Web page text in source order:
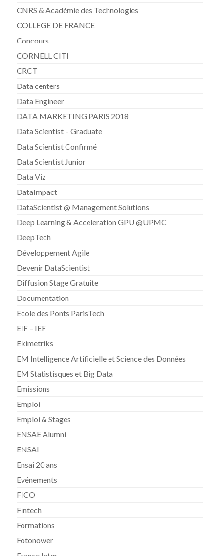
CNRS & Académie des Technologies
COLLEGE DE FRANCE
Concours
CORNELL CITI
CRCT
Data centers
Data Engineer
DATA MARKETING PARIS 2018
Data Scientist – Graduate
Data Scientist Confirmé
Data Scientist Junior
Data Viz
DataImpact
DataScientist @ Management Solutions
Deep Learning & Acceleration GPU @UPMC
DeepTech
Développement Agile
Devenir DataScientist
Diffusion Stage Gratuite
Documentation
Ecole des Ponts ParisTech
EIF – IEF
Ekimetriks
EM Intelligence Artificielle et Science des Données
EM Statistisques et Big Data
Emissions
Emploi
Emploi & Stages
ENSAE Alumni
ENSAI
Ensai 20 ans
Evénements
FICO
Fintech
Formations
Fotonower